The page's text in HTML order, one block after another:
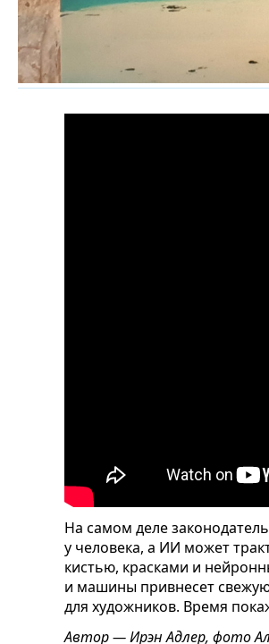
На самом деле
у человека, а ИИ может
кистью, красками и
и машины привнесет
для художников. Время
Автор — Ирэн Адлер, фото